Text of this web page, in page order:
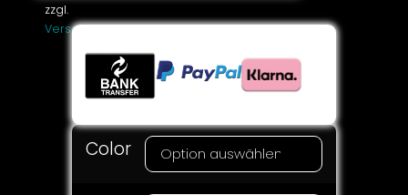
zzgl.
Versandkosten
Color